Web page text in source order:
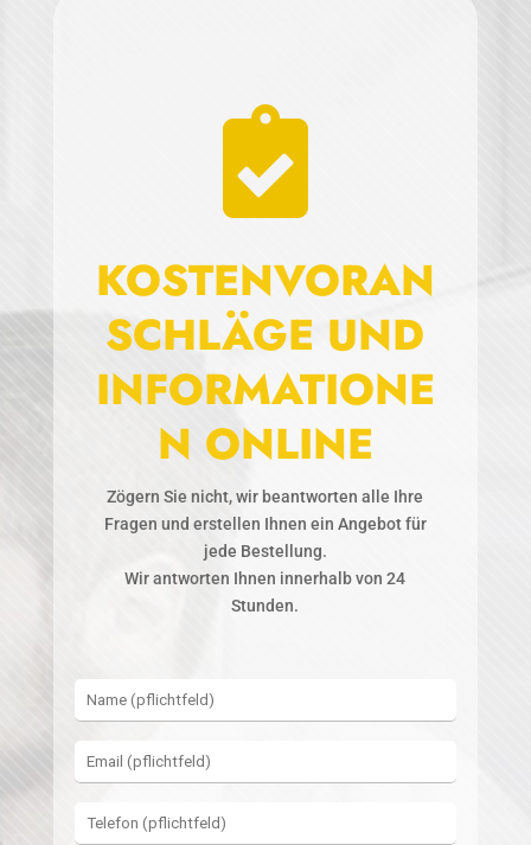

KOSTENVORAN
SCHLÄGE UND
INFORMATIONE
N ONLINE
Zögern Sie nicht, wir beantworten alle Ihre
Fragen und erstellen Ihnen ein Angebot für
jede Bestellung.
Wir antworten Ihnen innerhalb von 24
Stunden.